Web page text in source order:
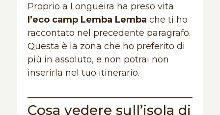
Proprio a Longueira ha preso vita
l’eco camp Lemba Lemba che ti ho
raccontato nel precedente paragrafo.
Questa è la zona che ho preferito di
più in assoluto, e non potrai non
inserirla nel tuo itinerario.
Cosa vedere sull’isola di